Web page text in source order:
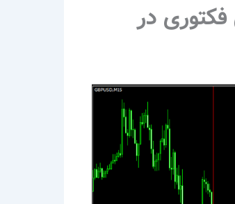
فکتوری در